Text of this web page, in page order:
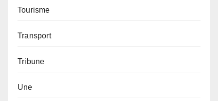
Tourisme
Transport
Tribune
Une